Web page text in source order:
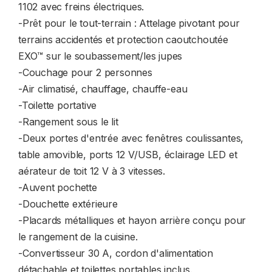
1102 avec freins électriques.
-Prêt pour le tout-terrain : Attelage pivotant pour
terrains accidentés et protection caoutchoutée
EXO™ sur le soubassement/les jupes
-Couchage pour 2 personnes
-Air climatisé, chauffage, chauffe-eau
-Toilette portative
-Rangement sous le lit
-Deux portes d'entrée avec fenêtres coulissantes,
table amovible, ports 12 V/USB, éclairage LED et
aérateur de toit 12 V à 3 vitesses.
-Auvent pochette
-Douchette extérieure
-Placards métalliques et hayon arrière conçu pour
le rangement de la cuisine.
-Convertisseur 30 A, cordon d'alimentation
détachable et toilettes portables inclus.